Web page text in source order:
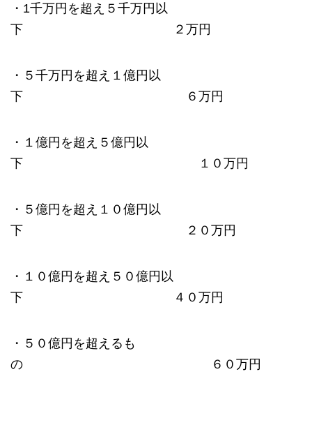
・1千万円を超え５千万円以
下 ２万円
・５千万円を超え１億円以
下 ６万円
・１億円を超え５億円以
下 １０万円
・５億円を超え１０億円以
下 ２０万円
・１０億円を超え５０億円以
下 ４０万円
・５０億円を超えるも
の ６０万円